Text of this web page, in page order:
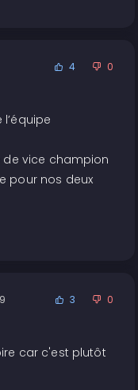
4 0
de vice champion
pour nos deux
3 0
car c'est plutôt